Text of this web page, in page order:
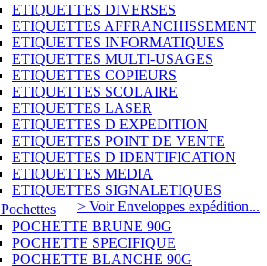
ETIQUETTES DIVERSES
ETIQUETTES AFFRANCHISSEMENT
ETIQUETTES INFORMATIQUES
ETIQUETTES MULTI-USAGES
ETIQUETTES COPIEURS
ETIQUETTES SCOLAIRE
ETIQUETTES LASER
ETIQUETTES D EXPEDITION
ETIQUETTES POINT DE VENTE
ETIQUETTES D IDENTIFICATION
ETIQUETTES MEDIA
ETIQUETTES SIGNALETIQUES
> Voir Enveloppes expédition...
Pochettes
POCHETTE BRUNE 90G
POCHETTE SPECIFIQUE
POCHETTE BLANCHE 90G